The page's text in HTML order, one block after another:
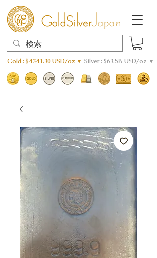
Gold : $4341.30 USD/oz ▼ Silver : $63.58 USD/oz ▼